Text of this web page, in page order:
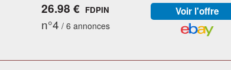
26.98 € FDPIN
n°4 / 6 annonces